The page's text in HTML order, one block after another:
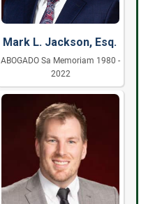
Mark L. Jackson, Esq.
ABOGADO Sa Memoriam 1980 -
2022